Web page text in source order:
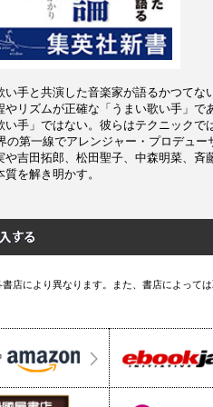
い手と共演した音楽家が語るかつて
リズムが正確な「うまい歌い手」で
い手」ではない。彼らはテクニック
の第一線でアレンジャー・プロデュ
や吉田拓郎、松田聖子、中森明菜、
を解き明かす。
店により異なります。また、書店によって